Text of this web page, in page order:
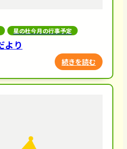
星の杜今月の行事予定
より
続きを読む